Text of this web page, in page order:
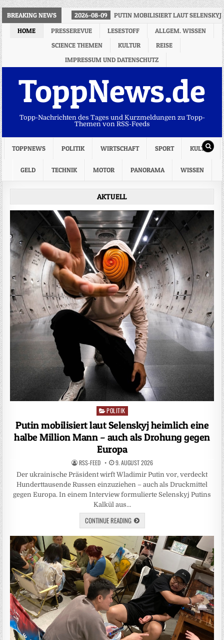
BREAKING NEWS 2026-08-09
PUTIN MOBILISIERT LAUT
HOME
PRESSEREVUE LESESTOFF
ALLGEM. WISSEN
SCIENCE THEMEN
KULTUR
REISE
IMPRESSUM UND DATENSCHUTZ
ToppNews.de
Topp-Nachrichten des Tages und Kurzmeldungen zu Topp-
Themen von RSS-Feeds
TOPPNEWS POLITIK WIRTSCHAFT SPORT KULTUR
GELD TECHNIK MOTOR PANORAMA WISSEN
AKTUELL
Posted
POLITIK
Putin mobilisiert laut Selenskyj heimlich eine
halbe Million Mann – auch als Drohung gegen
Europa
RSS-FEED 9. AUGUST 2026
Der ukrainische Präsident wirft Wladimir Putin vor, verdeckt
Hunderttausende Russen einzuziehen – auch als Druckmittel
gegen Europa. In einem Interview formulierte Selenskyj Putins
Kalkül aus…
CONTINUE READING